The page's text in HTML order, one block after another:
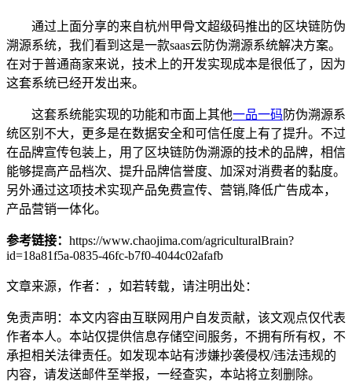
通过上面分享的来自杭州甲骨文超级码推出的区块链防伪
溯源系统，我们看到这是一款saas云防伪溯源系统解决方案。
在对于普通商家来说，技术上的开发实现成本是很低了，因为
这套系统已经开发出来。
这套系统能实现的功能和市面上其他一品一码 防伪溯源系
统区别不大，更多是在数据安全和可信任度上有了提升。不过
在品牌宣传包装上，用了区块链防伪溯源的技术的品牌，相信
能够提高产品档次、提升品牌信誉度、加深对消费者的黏度。
另外通过这项技术实现产品免费宣传、营销,降低广告成本，
产品营销一体化。
参考链接： https://www.chaojima.com/agriculturalBrain?
id=18a81f5a-0835-46fc-b7f0-4044c02afafb
文章来源，作者：，如若转载，请注明出处：
免责声明：本文内容由互联网用户自发贡献，该文观点仅代表
作者本人。本站仅提供信息存储空间服务，不拥有所有权，不
承担相关法律责任。如发现本站有涉嫌抄袭侵权/违法违规的
内容，请发送邮件至举报，一经查实，本站将立刻删除。